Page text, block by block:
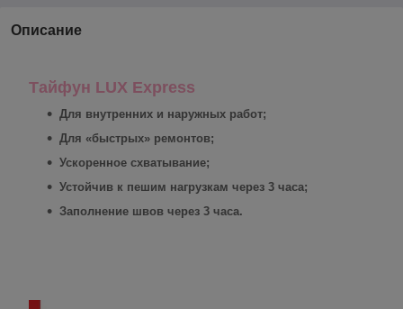
Описание
Тайфун LUX Express
Для внутренних и наружных работ;
Для «быстрых» ремонтов;
Ускоренное схватывание;
Устойчив к пешим нагрузкам через 3 часа;
Заполнение швов через 3 часа.